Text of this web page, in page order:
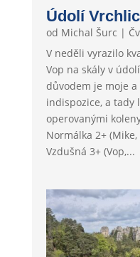
Údolí
od Michal Šurc |
V neděli vyrazilo
Vop na skály v
důvodem je moje
indispozice, a tady
operovanými
Normálka 2+
Vzdušná 3+ (Vop,...